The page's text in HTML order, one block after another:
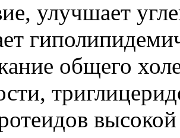
улучшает
общего